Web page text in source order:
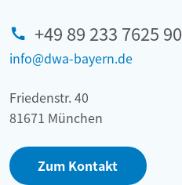
+49 89 233 7625 90
info@dwa-bayern.de
Friedenstr. 40
81671 München
Zum Kontakt